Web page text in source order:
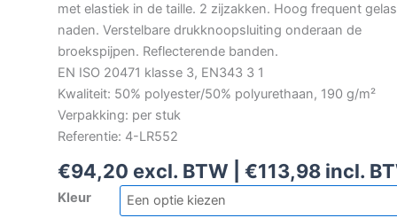
met elastiek in de taille. 2 zijzakken. Hoog frequent
naden. Verstelbare drukknoopsluiting onderaan de
broekspijpen. Reflecterende banden.
EN ISO 20471 klasse 3, EN343 3 1
Kwaliteit: 50% polyester/50% polyurethaan, 190 g/m²
Verpakking: per stuk
Referentie: 4-LR552
€94,20 excl. BTW | €113,98 incl.
Kleur